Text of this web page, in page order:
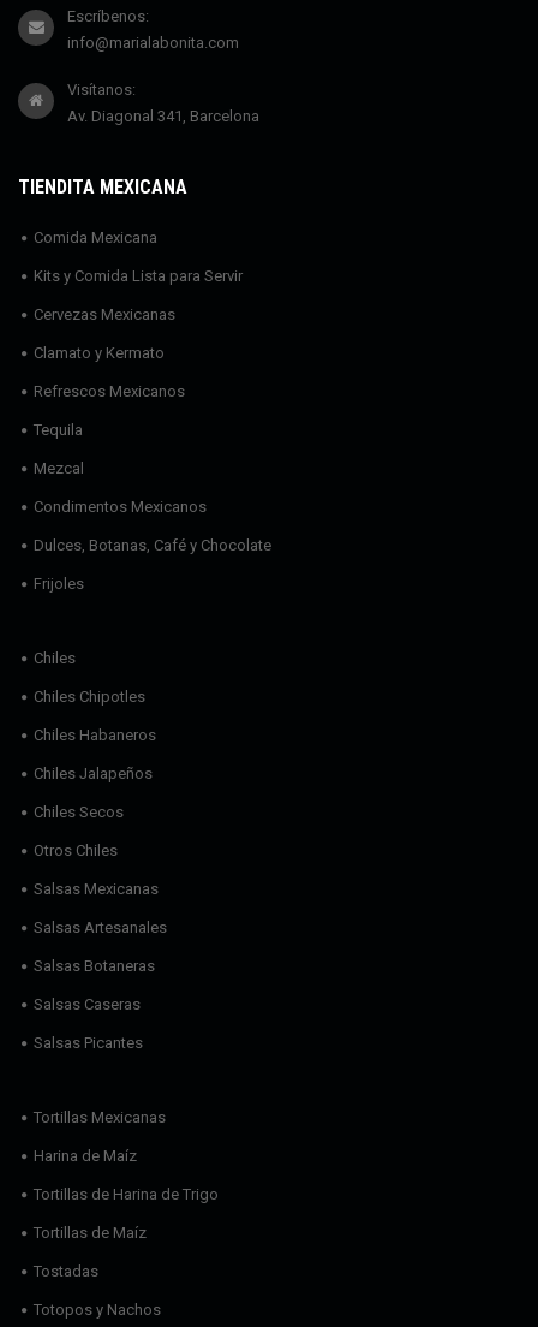
Escríbenos:
info@marialabonita.com
Visítanos:
Av. Diagonal 341, Barcelona
TIENDITA MEXICANA
Comida Mexicana
Kits y Comida Lista para Servir
Cervezas Mexicanas
Clamato y Kermato
Refrescos Mexicanos
Tequila
Mezcal
Condimentos Mexicanos
Dulces, Botanas, Café y Chocolate
Frijoles
Chiles
Chiles Chipotles
Chiles Habaneros
Chiles Jalapeños
Chiles Secos
Otros Chiles
Salsas Mexicanas
Salsas Artesanales
Salsas Botaneras
Salsas Caseras
Salsas Picantes
Tortillas Mexicanas
Harina de Maíz
Tortillas de Harina de Trigo
Tortillas de Maíz
Tostadas
Totopos y Nachos